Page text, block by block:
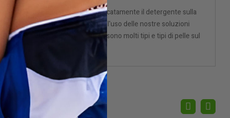
con il detergente. Applicare delicatamente il detergente sulla
visibile uno scolorimento, sai che l'uso delle nostre soluzioni
pulizia. Si prega di notare che ci sono molti tipi e tipi di pelle sul